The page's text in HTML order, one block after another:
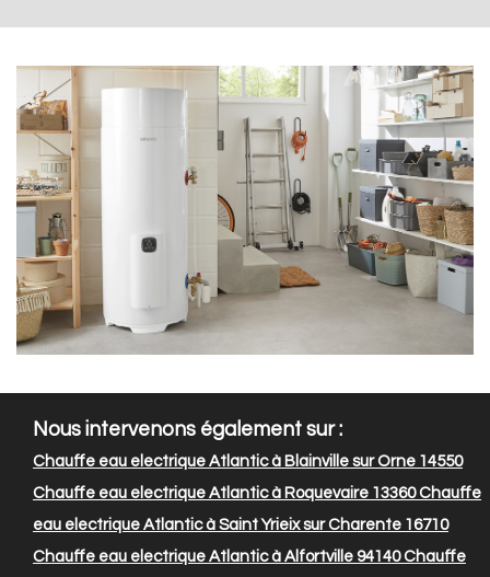
Nous intervenons également sur :
Chauffe eau electrique Atlantic à Blainville sur Orne 14550
Chauffe eau electrique Atlantic à Roquevaire 13360Chauffe
eau electrique Atlantic à Saint Yrieix sur Charente 16710
Chauffe eau electrique Atlantic à Alfortville 94140Chauffe